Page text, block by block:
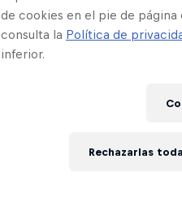
de cookies en el pie de página
consulta la Política de
inferior.
Rechazarlas